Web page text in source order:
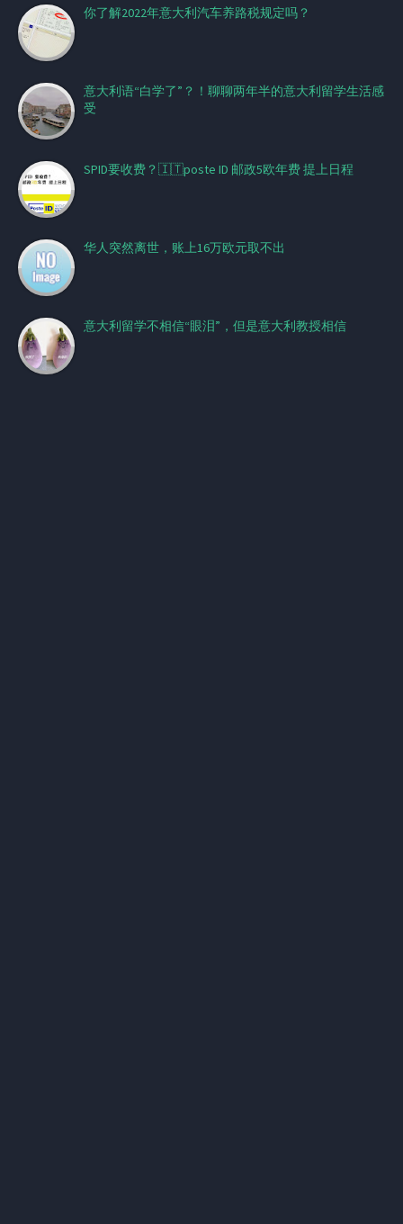
你了解2022年意大利汽车养路税规定吗？
意大利语“白学了”？！聊聊两年半的意大利留学生活感
受
SPID要收费？🇮🇹poste ID 邮政5欧年费 提上日程
华人突然离世，账上16万欧元取不出
意大利留学不相信“眼泪”，但是意大利教授相信